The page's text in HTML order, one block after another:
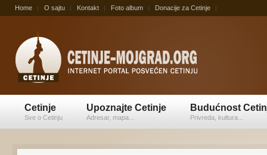
Home O sajtu Kontakt Foto album Donacije za Cetinje
Cetinje
Sve o Cetinju
Upoznajte Cetinje
Adresar, mapa...
Budućnost
Privreda, kultura...